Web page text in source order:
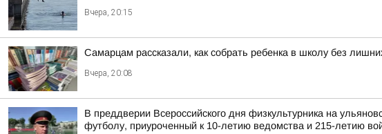
Вчера, 20:15
Самарцам рассказали, как собрать ребенка в школу без
Вчера, 20:08
В преддверии Всероссийского дня физкультурника на
футболу, приуроченный к 10-летию ведомства и 215-летию